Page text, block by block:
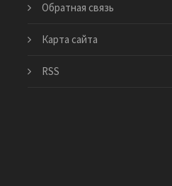
Обратная связь
Карта сайта
RSS